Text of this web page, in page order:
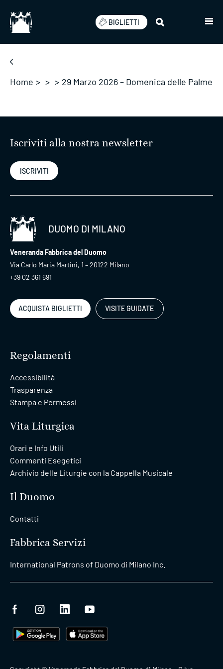
BIGLIETTI
Home > > > 29 Marzo 2026 – Domenica delle Palme
Iscriviti alla nostra newsletter
ISCRIVITI
DUOMO DI MILANO
Veneranda Fabbrica del Duomo
Via Carlo Maria Martini, 1 – 20122 Milano
+39 02 361 691
ACQUISTA BIGLIETTI VISITE GUIDATE
Regolamenti
Accessibilità
Trasparenza
Stampa e Permessi
Vita Liturgica
Orari e Info Utili
Commenti Esegetici
Archivio delle Liturgie con la Cappella Musicale
Il Duomo
Contatti
Fabbrica Servizi
International Patrons of Duomo di Milano Inc.